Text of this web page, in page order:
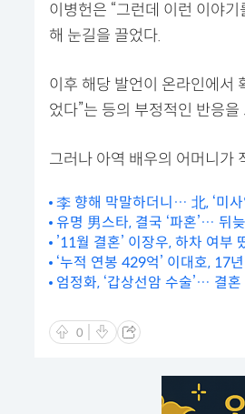
이병헌은 “그런데 이런 이야
해 눈길을 끌었다.
이후 해당 발언이 온라인에서
었다”는 등의 부정적인 반응
그러나 아역 배우의 어머니가
李 향해 막말하더니… 北, ‘미사
유명 男스타, 결국 ‘파혼’… 뒤
’11월 결혼’ 이장우, 하차 여부
‘누적 연봉 429억’ 이대호, 17
엄정화, ‘갑상선암 수술’… 결
0